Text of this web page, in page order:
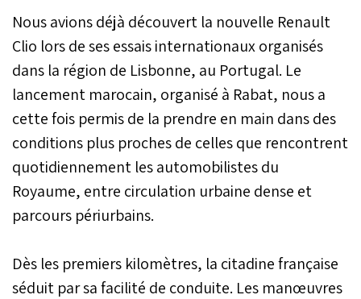
Nous avions déjà découvert la nouvelle Renault
Clio lors de ses essais internationaux organisés
dans la région de Lisbonne, au Portugal. Le
lancement marocain, organisé à Rabat, nous a
cette fois permis de la prendre en main dans des
conditions plus proches de celles que rencontrent
quotidiennement les automobilistes du
Royaume, entre circulation urbaine dense et
parcours périurbains.
Dès les premiers kilomètres, la citadine française
séduit par sa facilité de conduite. Les manœuvres